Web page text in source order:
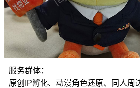
服务群体：
原创IP孵化、动漫角色还原、同人周